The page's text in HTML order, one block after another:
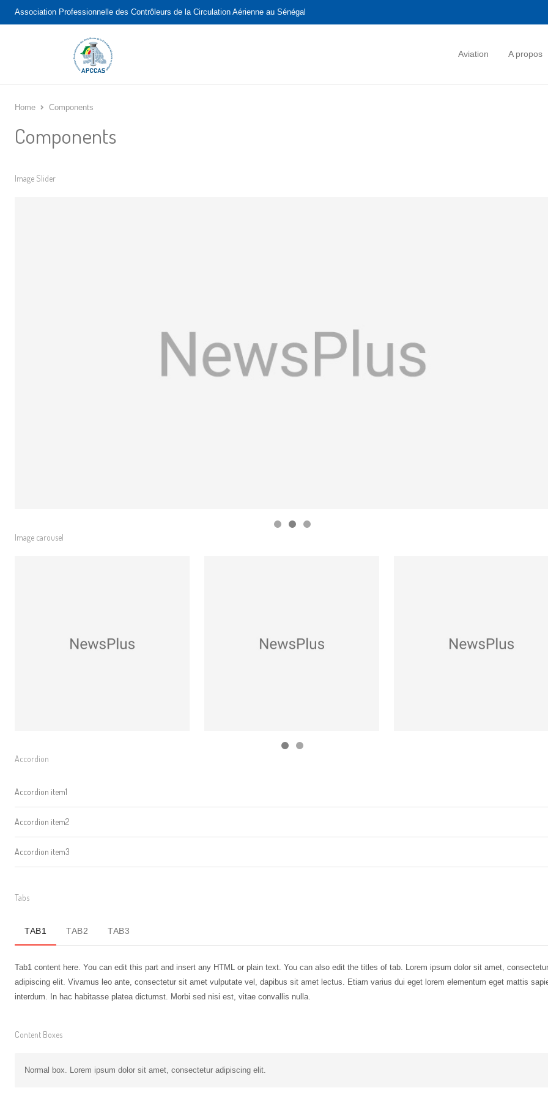
Association Professionnelle des Contrôleurs de la Circulation Aérienne au Sénégal
Aviation A propos
Home Components
Components
Image Slider
Image carousel
Accordion
Accordion item1
Accordion item2
Accordion item3
Tabs
TAB1 TAB2 TAB3
Tab1 content here. You can edit this part and insert any HTML or plain text. You can also edit the titles of tab. Lorem ipsum dolor sit amet, consectetur
adipiscing elit. Vivamus leo ante, consectetur sit amet vulputate vel, dapibus sit amet lectus. Etiam varius dui eget lorem elementum eget mattis
interdum. In hac habitasse platea dictumst. Morbi sed nisi est, vitae convallis nulla.
Content Boxes
Normal box. Lorem ipsum dolor sit amet, consectetur adipiscing elit.